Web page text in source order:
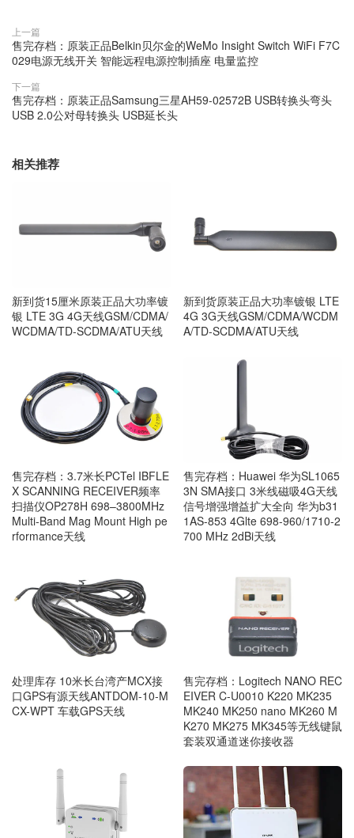
上一篇
售完存档：原装正品Belkin贝尔金的WeMo Insight Switch WiFi F7C​​
029电源无线开关 智能远程电源控制插座 电量监控
下一篇
售完存档：原装正品Samsung三星AH59-02572B USB转换头弯头
USB 2.0公对母转换头 USB延长头
相关推荐
新到货15厘米原装正品大功率镀
银 LTE 3G 4G天线GSM/CDMA/
WCDMA/TD-SCDMA/ATU天线
新到货原装正品大功率镀银 LTE
4G 3G天线GSM/CDMA/WCDM
A/TD-SCDMA/ATU天线
售完存档：3.7米长PCTel IBFLE
X SCANNING RECEIVER频率
扫描仪OP278H 698–3800MHz
Multi-Band Mag Mount High pe
rformance天线
售完存档：Huawei 华为SL1065
3N SMA接口 3米线磁吸4G天线
信号增强增益扩大全向 华为b31
1AS-853 4Glte 698-960/1710-2
700 MHz 2dBi天线
处理库存 10米长台湾产MCX接
口GPS有源天线ANTDOM-10-M
CX-WPT 车载GPS天线
售完存档：Logitech NANO REC
EIVER C-U0010 K220 MK235
MK240 MK250 nano MK260 M
K270 MK275 MK345等无线键鼠
套装双通道迷你接收器